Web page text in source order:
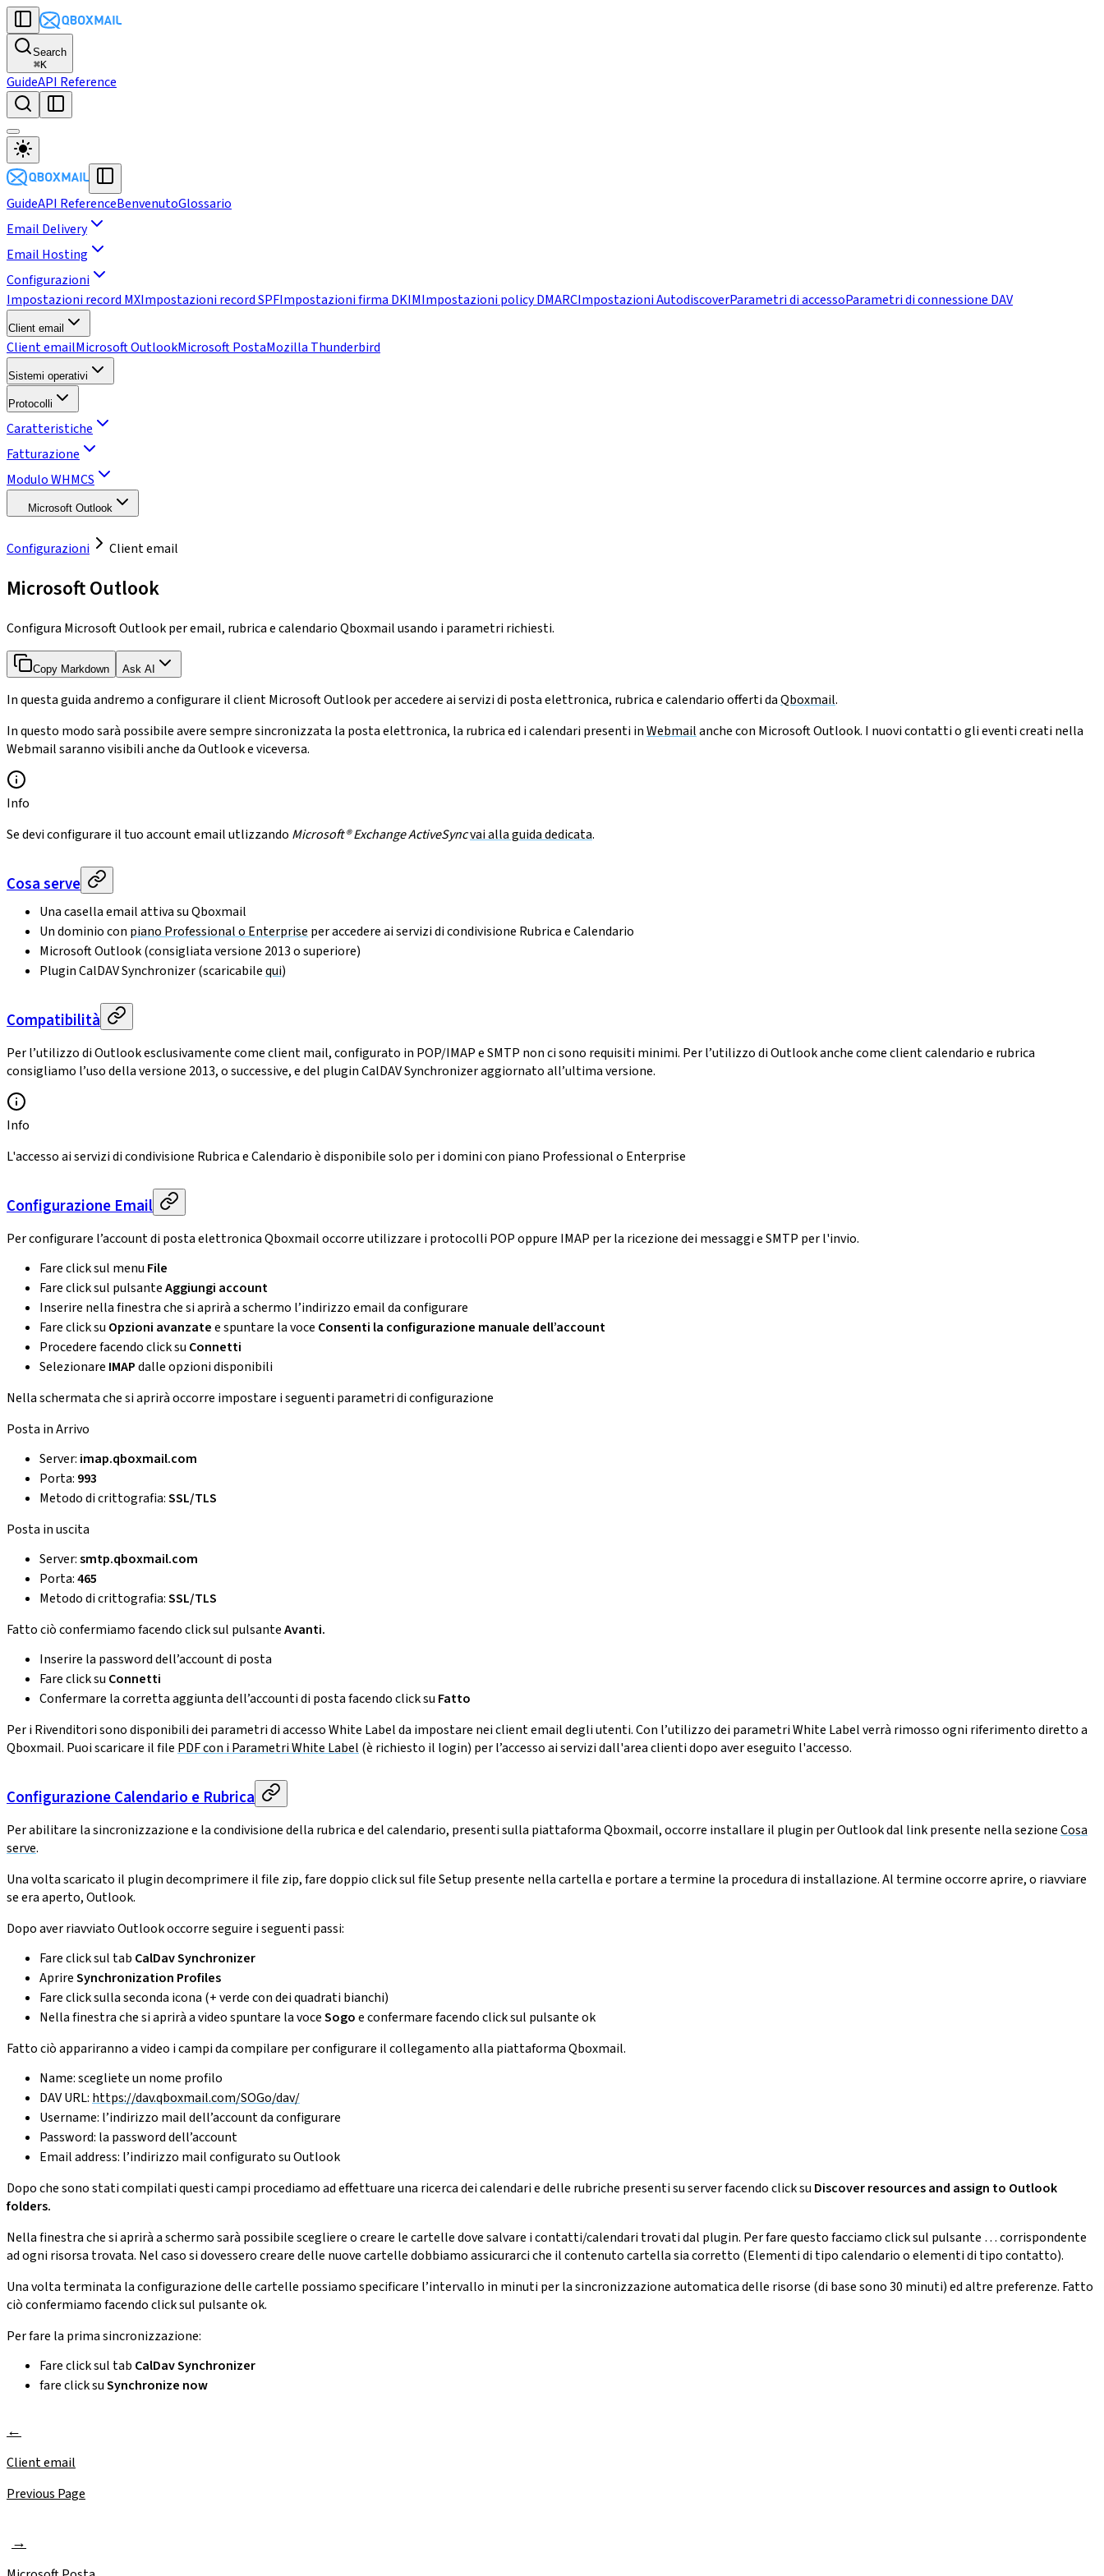
Search
⌘K
GuideAPI Reference
GuideAPI ReferenceBenvenutoGlossario
Email Delivery
Email Hosting
Configurazioni
Impostazioni record MXImpostazioni record SPFImpostazioni firma DKIMImpostazioni policy DMARCImpostazioni AutodiscoverParametri di accessoParametri di connessione DAV
Client email
Client emailMicrosoft OutlookMicrosoft PostaMozilla Thunderbird
Sistemi operativi
Protocolli
Caratteristiche
Fatturazione
Modulo WHMCS
Microsoft Outlook
Configurazioni Client email
Microsoft Outlook
Configura Microsoft Outlook per email, rubrica e calendario Qboxmail usando i parametri richiesti.
Copy Markdown Ask AI
In questa guida andremo a configurare il client Microsoft Outlook per accedere ai servizi di posta elettronica, rubrica e calendario offerti daQboxmail.
In questo modo sarà possibile avere sempre sincronizzata la posta elettronica, la rubrica ed i calendari presenti inWebmailanche con Microsoft Outlook. I nuovi contatti o gli eventi creati nella
Webmail saranno visibili anche da Outlook e viceversa.
Info
Se devi configurare il tuo account email utlizzando Microsoft® Exchange ActiveSyncvai alla guida dedicata.
Cosa serve
Una casella email attiva su Qboxmail
Un dominio con piano Professional o Enterprise per accedere ai servizi di condivisione Rubrica e Calendario
Microsoft Outlook (consigliata versione 2013 o superiore)
Plugin CalDAV Synchronizer (scaricabilequi)
Compatibilità
Per l’utilizzo di Outlook esclusivamente come client mail, configurato in POP/IMAP e SMTP non ci sono requisiti minimi. Per l’utilizzo di Outlook anche come client calendario e rubrica
consigliamo l’uso della versione 2013, o successive, e del plugin CalDAV Synchronizer aggiornato all’ultima versione.
Info
L'accesso ai servizi di condivisione Rubrica e Calendario è disponibile solo per i domini con piano Professional o Enterprise
Configurazione Email
Per configurare l’account di posta elettronica Qboxmail occorre utilizzare i protocolli POP oppure IMAP per la ricezione dei messaggi e SMTP per l'invio.
Fare click sul menu File
Fare click sul pulsanteAggiungi account
Inserire nella finestra che si aprirà a schermo l’indirizzo email da configurare
Fare click su Opzioni avanzatee spuntare la voce Consenti la configurazione manuale dell’account
Procedere facendo click su Connetti
Selezionare IMAPdalle opzioni disponibili
Nella schermata che si aprirà occorre impostare i seguenti parametri di configurazione
Posta in Arrivo
Server: imap.qboxmail.com
Porta: 993
Metodo di crittografia:SSL/TLS
Posta in uscita
Server:smtp.qboxmail.com
Porta:465
Metodo di crittografia:SSL/TLS
Fatto ciò confermiamo facendo click sul pulsanteAvanti.
Inserire la password dell’account di posta
Fare click su Connetti
Confermare la corretta aggiunta dell’accounti di posta facendo click su Fatto
Per i Rivenditori sono disponibili dei parametri di accesso White Label da impostare nei client email degli utenti. Con l’utilizzo dei parametri White Label verrà rimosso ogni riferimento diretto a
Qboxmail. Puoi scaricare il file PDF con i Parametri White Label (è richiesto il login) per l’accesso ai servizi dall'area clienti dopo aver eseguito l'accesso.
Configurazione Calendario e Rubrica
Per abilitare la sincronizzazione e la condivisione della rubrica e del calendario, presenti sulla piattaforma Qboxmail, occorre installare il plugin per Outlook dal link presente nella sezioneCosa
serve.
Una volta scaricato il plugin decomprimere il file zip, fare doppio click sul file Setup presente nella cartella e portare a termine la procedura di installazione. Al termine occorre aprire, o riavviare
se era aperto, Outlook.
Dopo aver riavviato Outlook occorre seguire i seguenti passi:
Fare click sul tab CalDav Synchronizer
AprireSynchronization Profiles
Fare click sulla seconda icona (+ verde con dei quadrati bianchi)
Nella finestra che si aprirà a video spuntare la voceSogoe confermare facendo click sul pulsante ok
Fatto ciò appariranno a video i campi da compilare per configurare il collegamento alla piattaforma Qboxmail.
Name: scegliete un nome profilo
DAV URL: https://dav.qboxmail.com/SOGo/dav/
Username: l’indirizzo mail dell’account da configurare
Password: la password dell’account
Email address: l’indirizzo mail configurato su Outlook
Dopo che sono stati compilati questi campi procediamo ad effettuare una ricerca dei calendari e delle rubriche presenti su server facendo click su Discover resources and assign to Outlook
folders.
Nella finestra che si aprirà a schermo sarà possibile scegliere o creare le cartelle dove salvare i contatti/calendari trovati dal plugin. Per fare questo facciamo click sul pulsante … corrispondente
ad ogni risorsa trovata. Nel caso si dovessero creare delle nuove cartelle dobbiamo assicurarci che il contenuto cartella sia corretto (Elementi di tipo calendario o elementi di tipo contatto).
Una volta terminata la configurazione delle cartelle possiamo specificare l’intervallo in minuti per la sincronizzazione automatica delle risorse (di base sono 30 minuti) ed altre preferenze. Fatto
ciò confermiamo facendo click sul pulsante ok.
Per fare la prima sincronizzazione:
Fare click sul tab CalDav Synchronizer
fare click suSynchronize now
Client email
Previous Page